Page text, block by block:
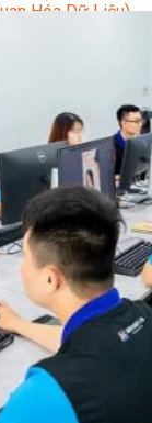
Hóa Dữ Liệu)
Giảng Dạy